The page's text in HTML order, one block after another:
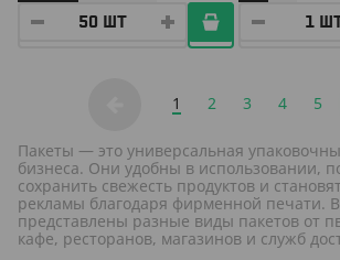
1 2 3 4 5
Пакеты — это универсальная
бизнеса. Они удобны в использовании,
сохранить свежесть продуктов и
рекламы благодаря фирменной печати.
представлены разные виды пакетов от
кафе, ресторанов, магазинов и служб